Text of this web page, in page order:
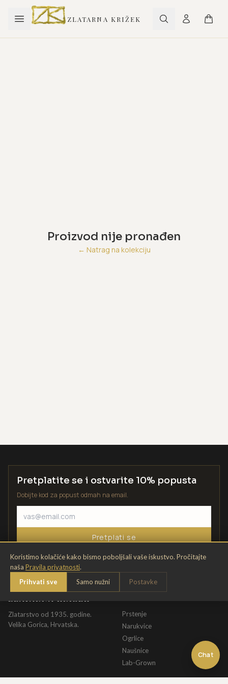
ZLATARNA KRIŽEK
Proizvod nije pronađen
← Natrag na kolekciju
Chat
Koristimo kolačiće kako bismo poboljšali vaše iskustvo. Pročitajte
naša Pravila privatnosti.
Prihvati sve
Samo nužni Postavke
Pretplatite se i ostvarite 10% popusta
Dobijte kod za popust odmah na email.
Pretplati se
Zlatarstvo od 1935. godine.
Velika Gorica, Hrvatska.
Prstenje
Narukvice
Ogrlice
Naušnice
Lab-Grown